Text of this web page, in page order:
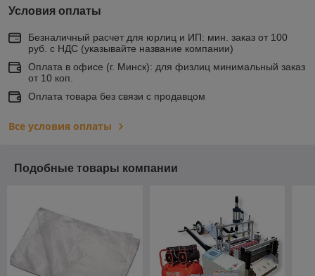
Условия оплаты
Безналичный расчет для юрлиц и ИП: мин. заказ от 100
руб. с НДС (указывайте название компании)
Оплата в офисе (г. Минск): для физлиц минимальный заказ
от 10 коп.
Оплата товара без связи с продавцом
Все условия оплаты
Подобные товары компании